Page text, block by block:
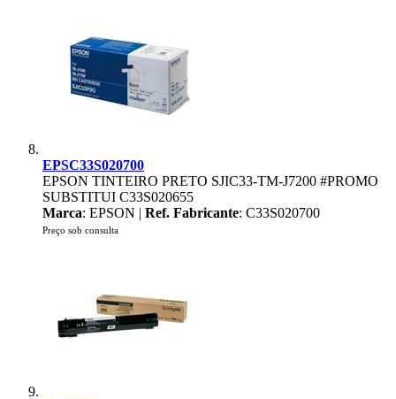
EPSC33S020700
EPSON TINTEIRO PRETO SJIC33-TM-J7200 #PROMO
SUBSTITUI C33S020655
Marca: EPSON | Ref. Fabricante: C33S020700
Preço sob consulta